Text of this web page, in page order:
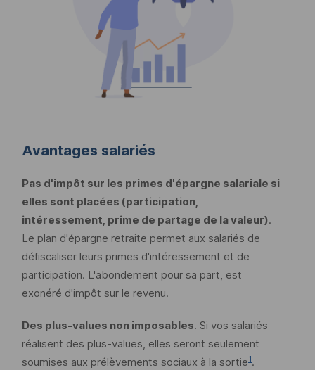
Avantages salariés
Pas d'impôt sur les primes d'épargne salariale si
elles sont placées (participation,
intéressement, prime de partage de la valeur).
Le plan d'épargne retraite permet aux salariés de
défiscaliser leurs primes d'intéressement et de
participation. L'abondement pour sa part, est
exonéré d'impôt sur le revenu.
Des plus-values non imposables. Si vos salariés
réalisent des plus-values, elles seront seulement
soumises aux prélèvements sociaux à la sortie1.